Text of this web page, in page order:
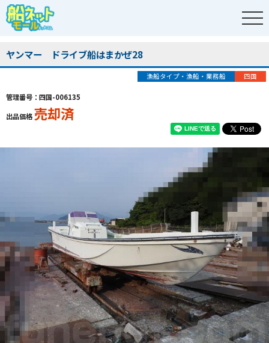
ヤンマー ドライブ船はまかぜ28
漁船タイプ・漁船・業務船 四国
管理番号：四国-006135
出品価格売却済